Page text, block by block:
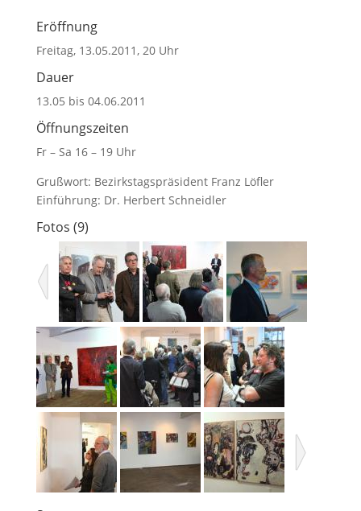
Eröffnung
Freitag, 13.05.2011, 20 Uhr
Dauer
13.05 bis 04.06.2011
Öffnungszeiten
Fr – Sa 16 – 19 Uhr
Grußwort: Bezirkstagspräsident Franz Löfler
Einführung: Dr. Herbert Schneidler
Fotos (9)